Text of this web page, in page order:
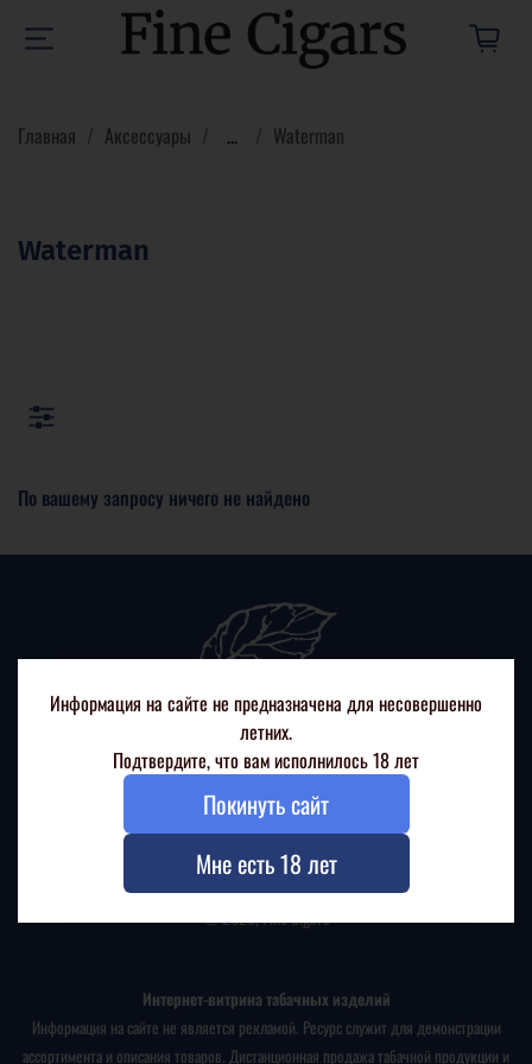
Главная Аксессуары ... Waterman
Waterman
По вашему запросу ничего не найдено
+7(926) 217 88 99
г. Москва, Ленинский проспект, д. 68/10
© 2026, Fine Cigars
Интернет-витрина табачных изделий
Информация на сайте не является рекламой. Ресурс служит для демонстрации
ассортимента и описания товаров. Дистанционная продажа табачной продукции и
Информация на сайте не предназначена для несовершенно
летних.
Подтвердите, что вам исполнилось 18 лет
Покинуть сайт
Мне есть 18 лет